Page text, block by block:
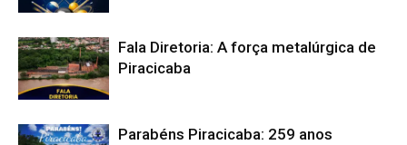
Fala Diretoria: A força metalúrgica de
Piracicaba
Parabéns Piracicaba: 259 anos